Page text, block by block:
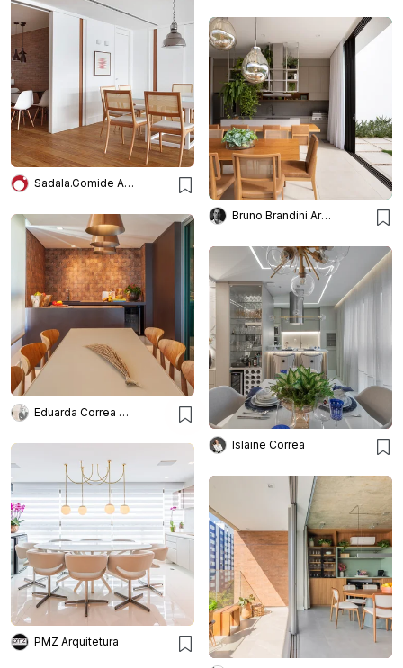
Sadala.Gomide Arquitetura
Bruno Brandini Arquitetura
Eduarda Correa Arquitetos
Islaine Correa
PMZ Arquitetura